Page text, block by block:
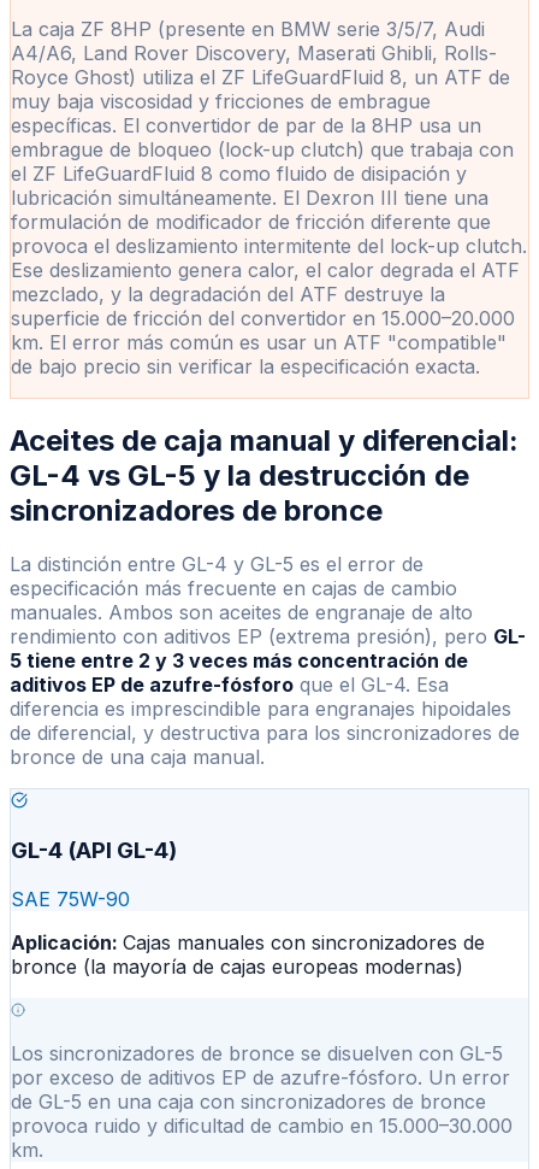
La caja ZF 8HP (presente en BMW serie 3/5/7, Audi
A4/A6, Land Rover Discovery, Maserati Ghibli, Rolls-
Royce Ghost) utiliza el ZF LifeGuardFluid 8, un ATF de
muy baja viscosidad y fricciones de embrague
específicas. El convertidor de par de la 8HP usa un
embrague de bloqueo (lock-up clutch) que trabaja con
el ZF LifeGuardFluid 8 como fluido de disipación y
lubricación simultáneamente. El Dexron III tiene una
formulación de modificador de fricción diferente que
provoca el deslizamiento intermitente del lock-up clutch.
Ese deslizamiento genera calor, el calor degrada el ATF
mezclado, y la degradación del ATF destruye la
superficie de fricción del convertidor en 15.000–20.000
km. El error más común es usar un ATF "compatible"
de bajo precio sin verificar la especificación exacta.
Aceites de caja manual y diferencial:
GL-4 vs GL-5 y la destrucción de
sincronizadores de bronce
La distinción entre GL-4 y GL-5 es el error de
especificación más frecuente en cajas de cambio
manuales. Ambos son aceites de engranaje de alto
rendimiento con aditivos EP (extrema presión), pero GL-
5 tiene entre 2 y 3 veces más concentración de
aditivos EP de azufre-fósforo que el GL-4. Esa
diferencia es imprescindible para engranajes hipoidales
de diferencial, y destructiva para los sincronizadores de
bronce de una caja manual.
GL-4 (API GL-4)
SAE 75W-90
Aplicación: Cajas manuales con sincronizadores de
bronce (la mayoría de cajas europeas modernas)
Los sincronizadores de bronce se disuelven con GL-5
por exceso de aditivos EP de azufre-fósforo. Un error
de GL-5 en una caja con sincronizadores de bronce
provoca ruido y dificultad de cambio en 15.000–30.000
km.